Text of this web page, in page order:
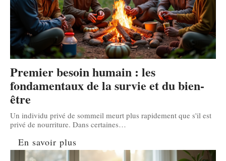
Premier besoin humain : les
fondamentaux de la survie et du bien-
être
Un individu privé de sommeil meurt plus rapidement que s'il est
privé de nourriture. Dans certaines…
En savoir plus